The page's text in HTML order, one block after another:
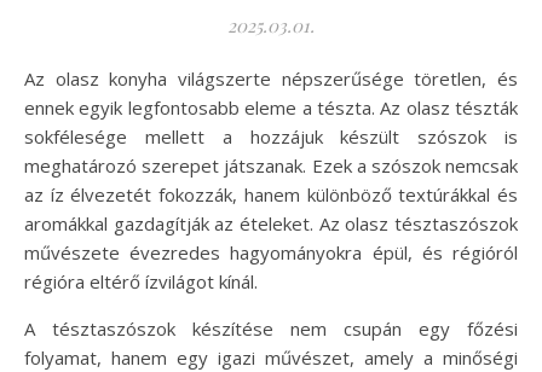
2025.03.01.
Az olasz konyha világszerte népszerűsége töretlen, és
ennek egyik legfontosabb eleme a tészta. Az olasz tészták
sokfélesége mellett a hozzájuk készült szószok is
meghatározó szerepet játszanak. Ezek a szószok nemcsak
az íz élvezetét fokozzák, hanem különböző textúrákkal és
aromákkal gazdagítják az ételeket. Az olasz tésztaszószok
művészete évezredes hagyományokra épül, és régióról
régióra eltérő ízvilágot kínál.
A tésztaszószok készítése nem csupán egy főzési
folyamat, hanem egy igazi művészet, amely a minőségi